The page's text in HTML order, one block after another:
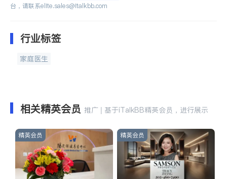
台，请联系elite.sales@italkbb.com
行业标签
家庭医生
相关精英会员 推广 | 基于iTalkBB精英会员，进行展示
精英会员 精英会员